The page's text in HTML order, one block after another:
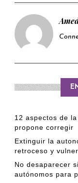
12 aspectos de
propone corregir
Extinguir la
retroceso y
No desaparecer
autónomos para